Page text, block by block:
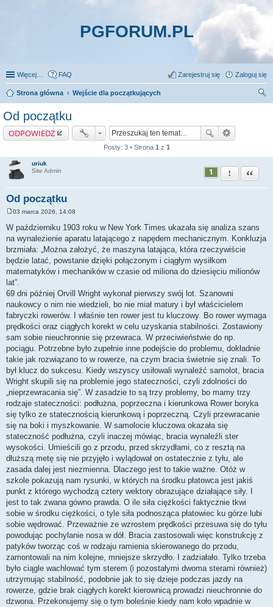
PGFORUM.PL
Więcej… FAQ Zaloguj się
Zarejestruj się
Strona główna
Wejście dla początkujących
Od początku
ODPOWIEDZ
Posty: 3 • Strona 1 z 1
uriuk
Site Admin
Od początku
1 Zgłoś ten post
Cytuj
o
t
03 marca 2026, 14:08
W październiku 1903 roku w New York Times ukazała się analiza szans
na wynalezienie aparatu latającego z napędem mechanicznym. Konkluzja
brzmiała: „Można założyć, że maszyna latająca, która rzeczywiście
będzie latać, powstanie dzięki połączonym i ciągłym wysiłkom
matematyków i mechaników w czasie od miliona do dziesięciu milionów
lat”.
69 dni później Orvill Wright wykonał pierwszy swój lot. Szanowni
naukowcy o nim nie wiedzieli, bo nie miał matury i był właścicielem
fabryczki rowerów. I właśnie ten rower jest tu kluczowy. Bo rower wymaga
prędkości oraz ciągłych korekt w celu uzyskania stabilności. Zostawiony
sam sobie nieuchronnie się przewraca. W przeciwieństwie do np.
pociągu. Potrzebne było zupełnie inne podejście do problemu, dokładnie
takie jak rozwiązano to w rowerze, na czym bracia świetnie się znali. To
był klucz do sukcesu. Kiedy wszyscy usiłowali wynaleźć samolot, bracia
Wright skupili się na problemie jego stateczności, czyli zdolności do
„nieprzewracania się”. W zasadzie to są trzy problemy, bo mamy trzy
rodzaje stateczności: podłużna, poprzeczna i kierunkowa Rower boryka
się tylko ze statecznością kierunkową i poprzeczną. Czyli przewracanie
się na boki i myszkowanie. W samolocie kluczowa okazała się
stateczność podłużna, czyli inaczej mówiąc, bracia wynaleźli ster
wysokości. Umieścili go z przodu, przed skrzydłami, co z resztą na
dłuższą metę się nie przyjęło i wylądował on ostatecznie z tyłu, ale
zasada dalej jest niezmienna. Dlaczego jest to takie ważne. Otóż w
szkole pokazują nam rysunki, w których na środku płatowca jest jakiś
punkt z którego wychodzą cztery wektory obrazujące działające siły. I
jest to tak zwana gówno prawda. O ile siła ciężkości faktycznie tkwi
sobie w środku ciężkości, o tyle siła podnosząca płatowiec ku górze lubi
sobie wędrować. Przeważnie ze wzrostem prędkości przesuwa się do tyłu
powodując pochylanie nosa w dół. Bracia zastosowali więc konstrukcję z
patyków tworząc coś w rodzaju ramienia skierowanego do przodu,
zamontowali na nim kolejne, mniejsze skrzydło. I zadziałało. Tylko trzeba
było ciągle wachlować tym sterem (i pozostałymi dwoma sterami również)
utrzymując stabilność, podobnie jak to się dzieje podczas jazdy na
rowerze, gdzie brak ciągłych korekt kierownicą prowadzi nieuchronnie do
dzwona. Przekonujemy się o tym boleśnie kiedy nam koło wpadnie w